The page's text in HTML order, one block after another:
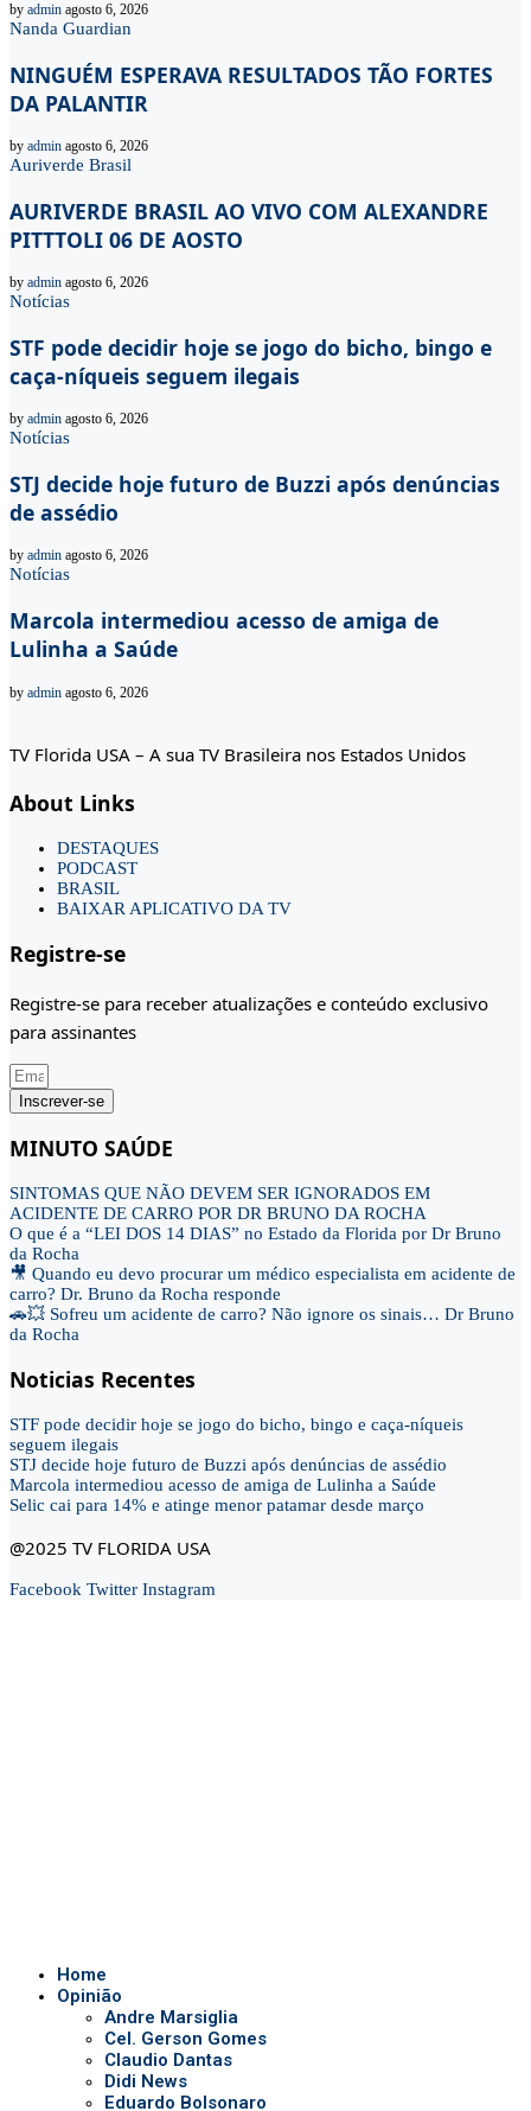
by admin agosto 6, 2026
Nanda Guardian
NINGUÉM ESPERAVA RESULTADOS TÃO FORTES
DA PALANTIR
by admin agosto 6, 2026
Auriverde Brasil
AURIVERDE BRASIL AO VIVO COM ALEXANDRE
PITTTOLI 06 DE AOSTO
by admin agosto 6, 2026
Notícias
STF pode decidir hoje se jogo do bicho, bingo e
caça-níqueis seguem ilegais
by admin agosto 6, 2026
Notícias
STJ decide hoje futuro de Buzzi após denúncias
de assédio
by admin agosto 6, 2026
Notícias
Marcola intermediou acesso de amiga de
Lulinha a Saúde
by admin agosto 6, 2026
TV Florida USA – A sua TV Brasileira nos Estados Unidos
About Links
DESTAQUES
PODCAST
BRASIL
BAIXAR APLICATIVO DA TV
Registre-se
Registre-se para receber atualizações e conteúdo exclusivo
para assinantes
Inscrever-se
MINUTO SAÚDE
SINTOMAS QUE NÃO DEVEM SER IGNORADOS EM
ACIDENTE DE CARRO POR DR BRUNO DA ROCHA
O que é a “LEI DOS 14 DIAS” no Estado da Florida por Dr Bruno
da Rocha
🎥 Quando eu devo procurar um médico especialista em acidente de
carro? Dr. Bruno da Rocha responde
🚗💥 Sofreu um acidente de carro? Não ignore os sinais… Dr Bruno
da Rocha
Noticias Recentes
STF pode decidir hoje se jogo do bicho, bingo e caça-níqueis
seguem ilegais
STJ decide hoje futuro de Buzzi após denúncias de assédio
Marcola intermediou acesso de amiga de Lulinha a Saúde
Selic cai para 14% e atinge menor patamar desde março
@2025 TV FLORIDA USA
Facebook Twitter Instagram
Home
Opinião
Andre Marsiglia
Cel. Gerson Gomes
Claudio Dantas
Didi News
Eduardo Bolsonaro